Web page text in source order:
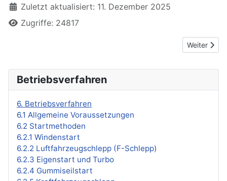
Zuletzt aktualisiert: 11. Dezember 2025
Zugriffe: 24817
Nächster
Weiter
Betriebsverfahren
6. Betriebsverfahren
6.1 Allgemeine Voraussetzungen
6.2 Startmethoden
6.2.1 Windenstart
6.2.2 Luftfahrzeugschlepp (F-Schlepp)
6.2.3 Eigenstart und Turbo
6.2.4 Gummiseilstart